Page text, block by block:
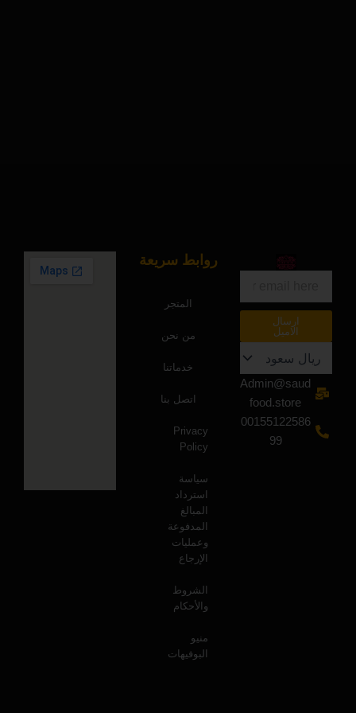
روابط سريعة
المتجر
من نحن
خدماتنا
اتصل بنا
Privacy
Policy
سياسة
استرداد
المبالغ
المدفوعة
وعمليات
الإرجاع
الشروط
والأحكام
منيو
البوفيهات
ارسال
الاميل
Admin@saud
food.store
00155122586
99